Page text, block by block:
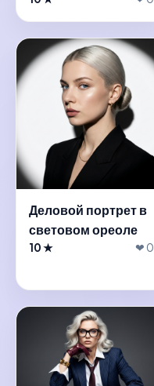
Деловой портрет в
световом ореоле
10 ★ ❤ 0